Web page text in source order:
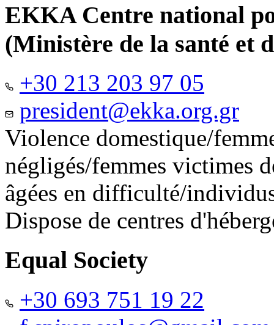
EKKA Centre national
(Ministère de la santé et
+30 213 203 97 05
president@ekka.org.gr
Violence domestique/
négligés/femmes victimes
âgées en difficulté/
Dispose de centres
Equal Society
+30 693 751 19 22